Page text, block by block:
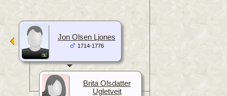
Jon Olsen Ljones
1714-1776
Brita Olsdatter
Ugletveit